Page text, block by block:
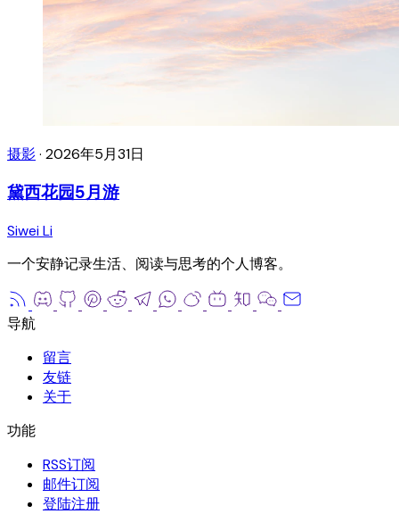
摄影· 2026年5月31日
黛西花园5月游
Siwei Li
一个安静记录生活、阅读与思考的个人博客。
留言
友链
关于
RSS订阅
邮件订阅
登陆注册